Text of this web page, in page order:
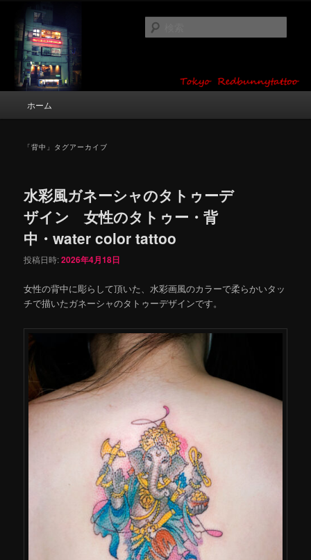
ン
ツ
東京 タトゥースタジオ 吉祥寺 Red
Bunny Tattoo タトゥーデザイン・タ
トゥー画像
タトゥーデザイン・画像の紹介（和彫り・ワンポイント・girl tattoo）
ホーム
「背中 」タグアーカイブ
水彩風ガネーシャのタトゥーデ
ザイン 女性のタトゥー・背
中・water color tattoo
投稿日時:2026年4月18日
女性の背中に彫らして頂いた、水彩画風のカラーで柔らかいタッ
チで描いたガネーシャのタトゥーデザインです。